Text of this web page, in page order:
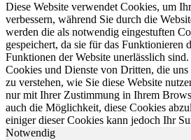
Diese Website verwendet Cookies, um
verbessern, während Sie durch die
werden die als notwendig eingestuften
gespeichert, da sie für das Funktionieren
Funktionen der Website unerlässlich
Cookies und Dienste von Dritten, die
zu verstehen, wie Sie diese Website
nur mit Ihrer Zustimmung in Ihrem
auch die Möglichkeit, diese Cookies
einiger dieser Cookies kann jedoch Ihr
Notwendig